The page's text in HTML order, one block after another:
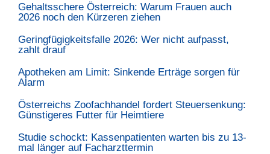
Gehaltsschere Österreich: Warum Frauen auch
2026 noch den Kürzeren ziehen
Geringfügigkeitsfalle 2026: Wer nicht aufpasst,
zahlt drauf
Apotheken am Limit: Sinkende Erträge sorgen für
Alarm
Österreichs Zoofachhandel fordert Steuersenkung:
Günstigeres Futter für Heimtiere
Studie schockt: Kassenpatienten warten bis zu 13-
mal länger auf Facharzttermin